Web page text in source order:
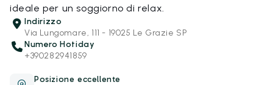
ideale per un soggiorno di relax.
Indirizzo
Via Lungomare, 111 - 19025 Le Grazie SP
Numero Hotiday
+390282941859
Posizione eccellente